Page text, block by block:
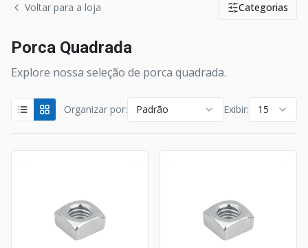
Voltar para a loja Categorias
Porca Quadrada
Explore nossa seleção de porca quadrada.
Organizar por: Padrão Exibir: 15